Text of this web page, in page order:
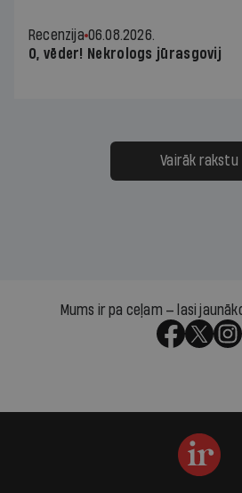
Recenzija 06.08.2026.
O, vēder! Nekrologs jūrasgovij
Vairāk rakstu
Mums ir pa ceļam — lasi